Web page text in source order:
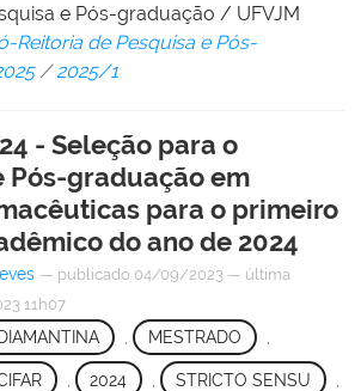
e Pós-graduação / UFVJM
Reitoria de Pesquisa e Pós-
/2025/1
- Seleção para o
Pós-graduação em
para o primeiro
do ano de 2024
— publicado 04/09/2023 — última
11h07
DIAMANTINA MESTRADO
2024 , STRICTO SENSU